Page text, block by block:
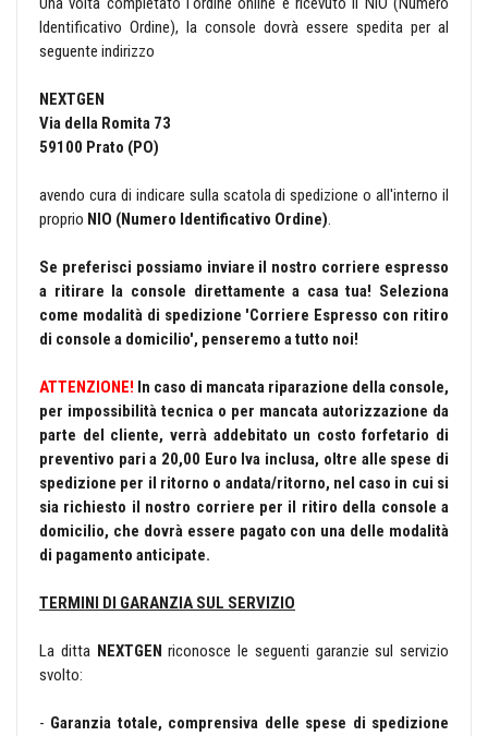
Identificativo Ordine), la console dovrà essere spedita per al
seguente indirizzo
NEXTGEN
Via della Romita 73
59100 Prato (PO)
avendo cura di indicare sulla scatola di spedizione o all'interno il
proprio NIO (Numero Identificativo Ordine).
Se preferisci possiamo inviare il nostro corriere espresso
a ritirare la console direttamente a casa tua! Seleziona
come modalità di spedizione 'Corriere Espresso con ritiro
di console a domicilio', penseremo a tutto noi!
ATTENZIONE! In caso di mancata riparazione della console,
per impossibilità tecnica o per mancata autorizzazione da
parte del cliente, verrà addebitato un costo forfetario di
preventivo pari a 20,00 Euro Iva inclusa, oltre alle spese di
spedizione per il ritorno o andata/ritorno, nel caso in cui si
sia richiesto il nostro corriere per il ritiro della console a
domicilio, che dovrà essere pagato con una delle modalità
di pagamento anticipate.
TERMINI DI GARANZIA SUL SERVIZIO
La ditta NEXTGEN riconosce le seguenti garanzie sul servizio
svolto:
- Garanzia totale, comprensiva delle spese di spedizione